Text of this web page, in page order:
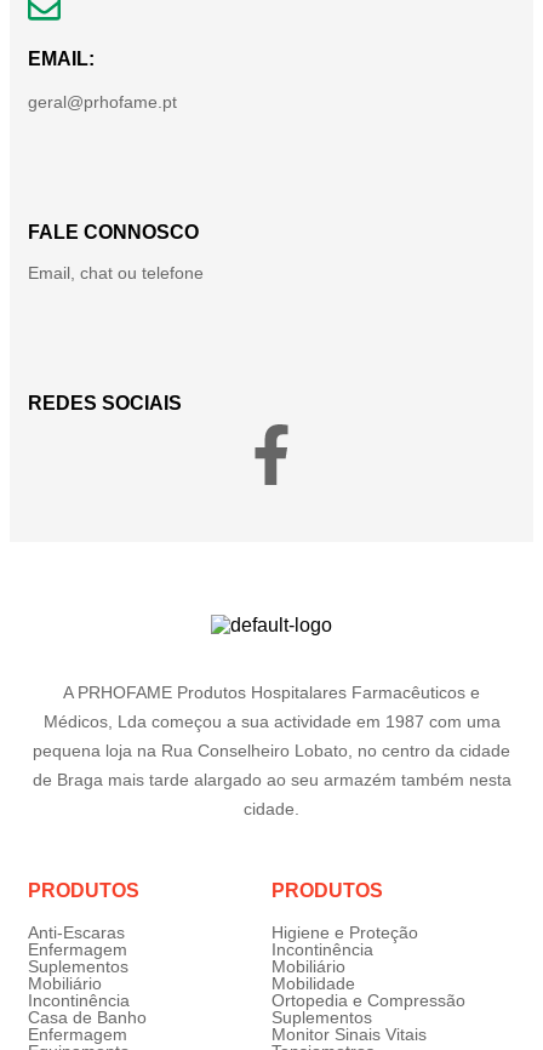
EMAIL:
geral@prhofame.pt
FALE CONNOSCO
Email, chat ou telefone
REDES SOCIAIS
A PRHOFAME Produtos Hospitalares Farmacêuticos e
Médicos, Lda começou a sua actividade em 1987 com uma
pequena loja na Rua Conselheiro Lobato, no centro da cidade
de Braga mais tarde alargado ao seu armazém também nesta
cidade.
PRODUTOS
Anti-Escaras
Enfermagem
Suplementos
Mobiliário
Incontinência
Casa de Banho
Enfermagem
PRODUTOS
Higiene e Proteção
Incontinência
Mobiliário
Mobilidade
Ortopedia e Compressão
Suplementos
Monitor Sinais Vitais